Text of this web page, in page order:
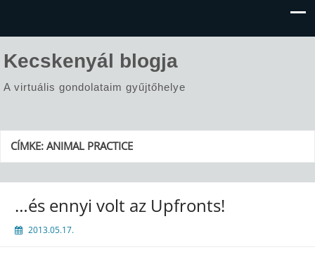
Kecskenyál blogja
A virtuális gondolataim gyűjtőhelye
CÍMKE:ANIMAL PRACTICE
…és ennyi volt az Upfronts!
2013.05.17.